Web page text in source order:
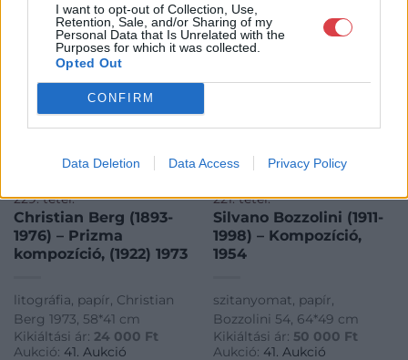
I want to opt-out of Collection, Use,
Retention, Sale, and/or Sharing of my
Personal Data that Is Unrelated with the
Purposes for which it was collected.
Opted Out
CONFIRM
Data Deletion Data Access Privacy Policy
229. tétel:
Christian Berg (1893-
1976) – Prizma
kompozíció, (1922) 1973
litográfia, papír, Christian
Berg 1973, 58*41 cm
Kikiáltási ár: 24 000 Ft
Aukció: 41. Aukció
221. tétel:
Silvano Bozzolini (1911-
1998) – Kompozíció,
1954
szitanyomat, papír,
Bozzolini 54, 64*49 cm
Kikiáltási ár: 50 000 Ft
Aukció: 41. Aukció